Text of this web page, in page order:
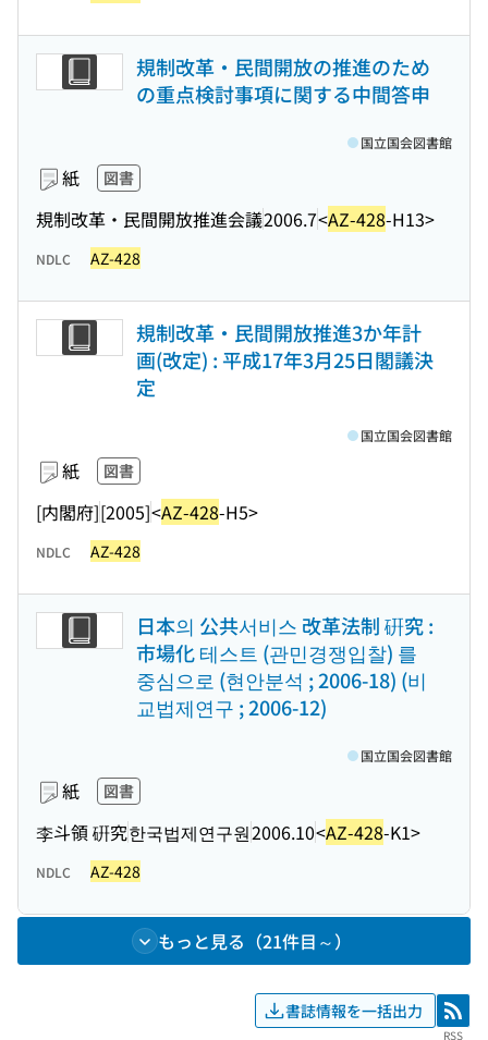
規制改革・民間開放の推進のため
の重点検討事項に関する中間答申
紙 図書
規制改革・民間開放推進会議2006.7<AZ-428-H13>
国立国会図書館
NDLC AZ-428
規制改革・民間開放推進3か年計
画(改定) : 平成17年3月25日閣議決
定
紙 図書
[内閣府][2005]<AZ-428-H5>
国立国会図書館
NDLC AZ-428
日本의 公共서비스 改革法制 硏究 :
市場化 테스트 (관민경쟁입찰) 를
중심으로 (현안분석 ; 2006-18) (비
교법제연구 ; 2006-12)
紙 図書
李斗領 硏究한국법제연구원2006.10<AZ-428-K1>
国立国会図書館
NDLC AZ-428
もっと見る（21件目～）
書誌情報を一括出力 RSS
RSS